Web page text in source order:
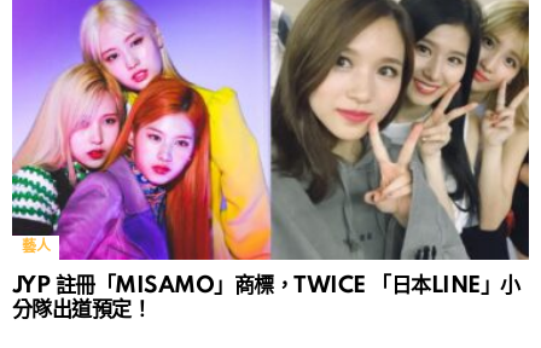
藝人
JYP 註冊「MISAMO」商標，TWICE 「日本LINE」小
分隊出道預定！